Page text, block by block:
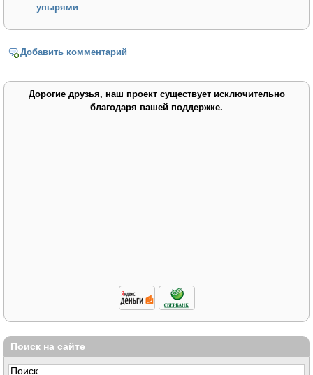
упырями
Добавить комментарий
Дорогие друзья, наш проект существует исключительно
благодаря вашей поддержке.
Поиск на сайте